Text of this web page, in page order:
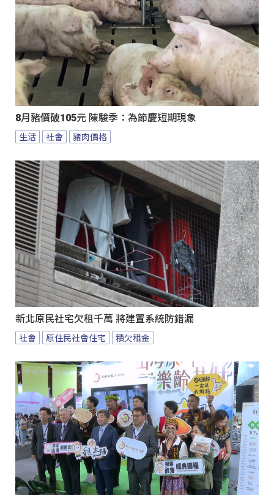
8月豬價破105元 陳駿季：為節慶短期現象
生活 社會 豬肉價格
新北原民社宅欠租千萬 將建置系統防錯漏
社會 原住民社會住宅 積欠租金